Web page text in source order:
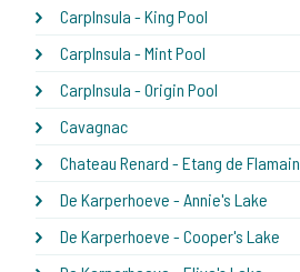
CarpInsula - King Pool
CarpInsula - Mint Pool
CarpInsula - Origin Pool
Cavagnac
Chateau Renard - Etang de Flamain
De Karperhoeve - Annie's Lake
De Karperhoeve - Cooper's Lake